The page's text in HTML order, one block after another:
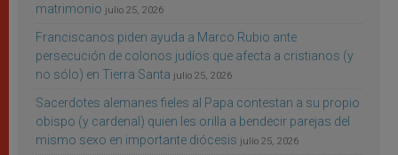
matrimonio julio 25, 2026
Franciscanos piden ayuda a Marco Rubio ante
persecución de colonos judíos que afecta a cristianos (y
no sólo) en Tierra Santa julio 25, 2026
Sacerdotes alemanes fieles al Papa contestan a su propio
obispo (y cardenal) quien les orilla a bendecir parejas del
mismo sexo en importante diócesis julio 25, 2026